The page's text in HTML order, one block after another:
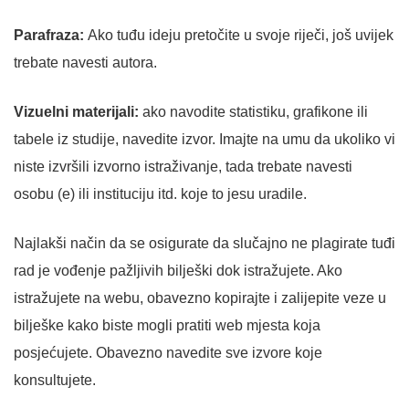
Parafraza: Ako tuđu ideju pretočite u svoje riječi, još uvijek
trebate navesti autora.
Vizuelni materijali: ako navodite statistiku, grafikone ili
tabele iz studije, navedite izvor. Imajte na umu da ukoliko vi
niste izvršili izvorno istraživanje, tada trebate navesti
osobu (e) ili instituciju itd. koje to jesu uradile.
Najlakši način da se osigurate da slučajno ne plagirate tuđi
rad je vođenje pažljivih bilješki dok istražujete. Ako
istražujete na webu, obavezno kopirajte i zalijepite veze u
bilješke kako biste mogli pratiti web mjesta koja
posjećujete. Obavezno navedite sve izvore koje
konsultujete.